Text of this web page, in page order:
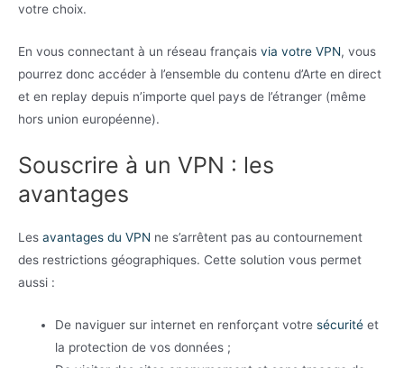
votre choix.
En vous connectant à un réseau français via votre VPN, vous
pourrez donc accéder à l’ensemble du contenu d’Arte en direct
et en replay depuis n’importe quel pays de l’étranger (même
hors union européenne).
Souscrire à un VPN : les
avantages
Les avantages du VPN ne s’arrêtent pas au contournement
des restrictions géographiques. Cette solution vous permet
aussi :
De naviguer sur internet en renforçant votresécuritéet
la protection de vos données ;